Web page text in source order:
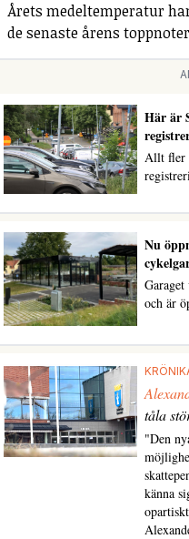
Årets medeltemperatur
de senaste årens
Här är
Allt fler
Nu
och är
tåla
"Den
känna